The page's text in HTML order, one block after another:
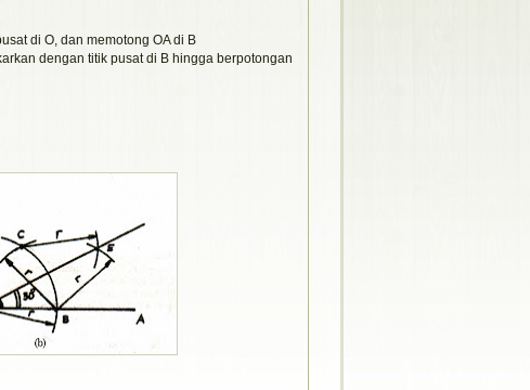
di O, dan memotong OA di B
dengan titik pusat di B hingga berpotongan